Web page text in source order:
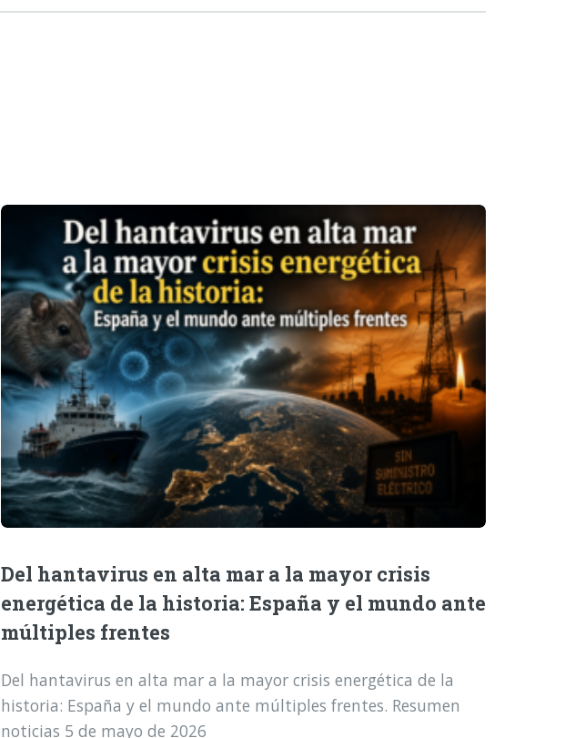
Del hantavirus en alta mar a la mayor crisis
energética de la historia: España y el mundo ante
múltiples frentes
Del hantavirus en alta mar a la mayor crisis energética de la
historia: España y el mundo ante múltiples frentes. Resumen
noticias 5 de mayo de 2026